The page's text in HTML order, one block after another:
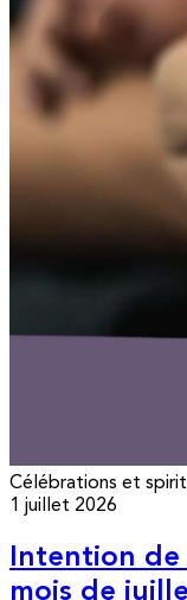
Célébrations et
1 juillet 2026
Intention de
mois de